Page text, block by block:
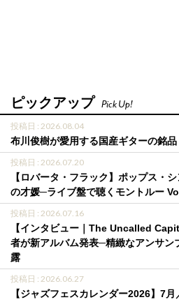
ピックアップ Pick Up!
投稿日 : 2026.08.04
布川俊樹が愛用する国産ギターの銘
投稿日 : 2026.07.20
【ロバータ・フラック】ポップス・
の才媛─ライブ盤で聴くモントルー
投稿日 : 2026.07.16
【インタビュー｜The Uncalled
者が新アルバム発表─精緻なアンサン
露
投稿日 : 2026.06.27
【ジャズフェスカレンダー2026】7